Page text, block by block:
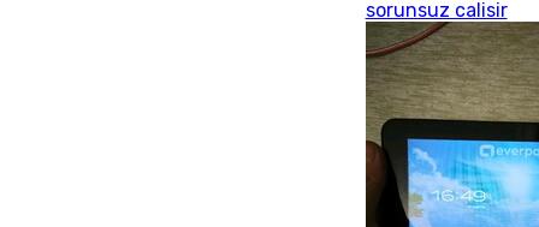
sorunsuz calisir